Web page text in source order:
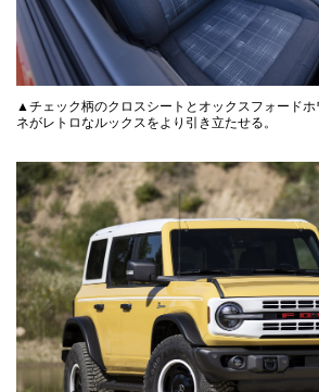
▲チェック柄のクロスシートとオックスフォード
ネがレトロなルックスをより引き立たせる。